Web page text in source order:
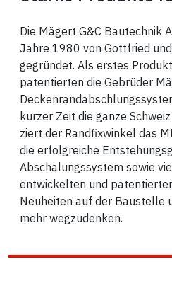
Die Mägert G&C Bautechnik
Jahre 1980 von Gottfried
gegründet. Als erstes
patentierten die Gebrüder
kurzer Zeit die ganze
ziert der Randfixwinkel das
die erfolgreiche
Abschalungssystem sowie
entwickelten und
Neuheiten auf der Baustelle
mehr wegzudenken.